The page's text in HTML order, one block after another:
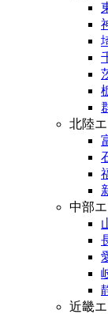
北陸
中部
近畿